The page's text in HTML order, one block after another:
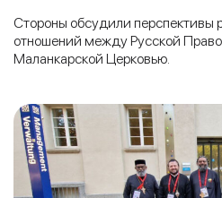
Стороны обсудили перспективы
отношений между Русской
Маланкарской Церковью.